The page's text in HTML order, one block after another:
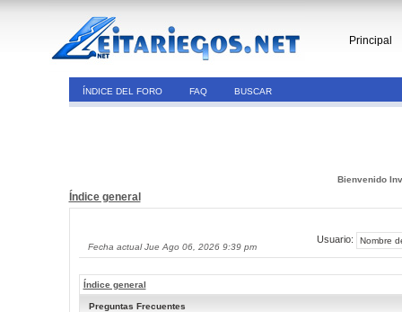
Principal
ÍNDICE DEL FORO FAQ BUSCAR
Bienvenido
Índice general
Fecha actual Jue Ago 06, 2026 9:39 pm
Usuario:
Índice general
Preguntas Frecuentes